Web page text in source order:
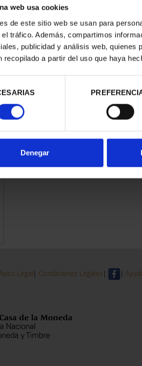
web usa cookies
de este sitio web se usan para
tráfico. Además, compartimos
publicidad y análisis web, quienes
recopilado a partir del uso que haya
Denegar
CIUDADES PATRIMONIO -
73,00 €
ORDENAR POR:
Legal | Condiciones Legales | |